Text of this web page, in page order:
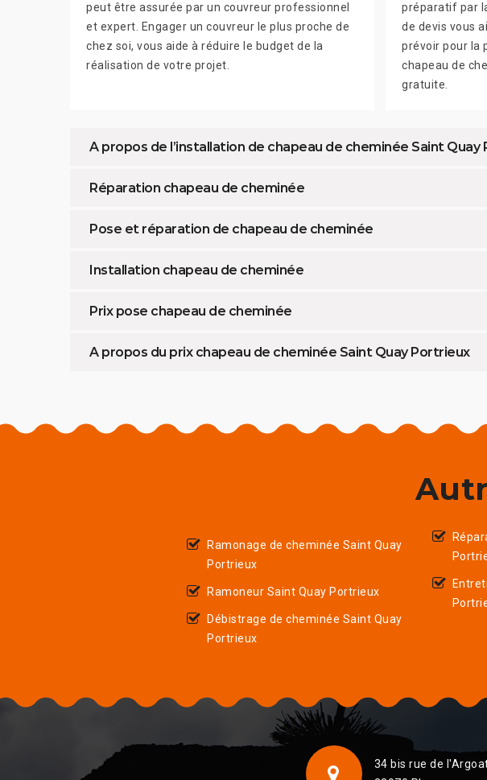
peut être assurée par un couvreur professionnel
et expert. Engager un couvreur le plus proche de
chez soi, vous aide à réduire le budget de la
réalisation de votre projet.
préparatif par
de devis vous
prévoir pour la
chapeau de
gratuite.
A propos de l’installation de chapeau de cheminée Saint Quay
Réparation chapeau de cheminée
Pose et réparation de chapeau de cheminée
Installation chapeau de cheminée
Prix pose chapeau de cheminée
A propos du prix chapeau de cheminée Saint Quay Portrieux
Ramonage de cheminée Saint Quay
Portrieux
Ramoneur Saint Quay Portrieux
Débistrage de cheminée Saint Quay
Portrieux
34 bis rue de